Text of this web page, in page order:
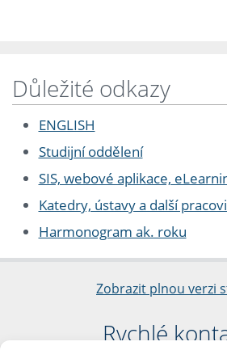
Důležité odkazy
ENGLISH
Studijní oddělení
SIS, webové aplikace,
Katedry, ústavy a další
Harmonogram ak. roku
Zobrazit plnou verzi
Rychlé